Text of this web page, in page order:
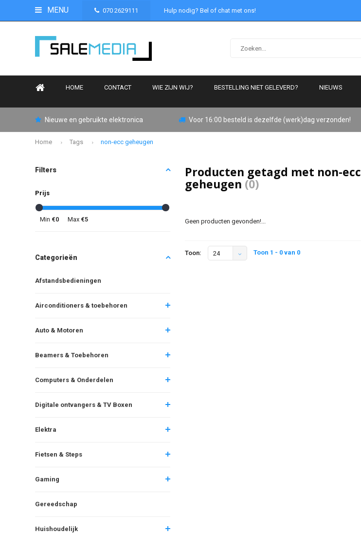
MENU 070 2629111 Hulp nodig? Bel of chat met ons!
HOME CONTACT WIE ZIJN WIJ? BESTELLING NIET GELEVERD? NIEUWS
Nieuwe en gebruikte elektronica Voor 16:00 besteld is dezelfde (werk)dag verzonden!
Home Tags non-ecc geheugen
Filters
Prijs
Min €0 Max €5
Categorieën
Afstandsbedieningen
Airconditioners & toebehoren
Auto & Motoren
Beamers & Toebehoren
Computers & Onderdelen
Digitale ontvangers & TV Boxen
Elektra
Fietsen & Steps
Gaming
Gereedschap
Huishoudelijk
Producten getagd met non-ecc
geheugen (0)
Geen producten gevonden!...
Toon: 24 Toon 1 - 0 van 0